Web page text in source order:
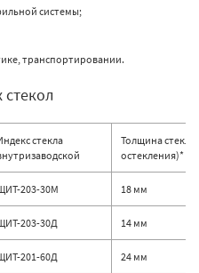
системы;
транспортировании.
стекла
Толщина стекла
остекления)*
203-30М 18 мм
203-30Д 14 мм
201-60Д 24 мм